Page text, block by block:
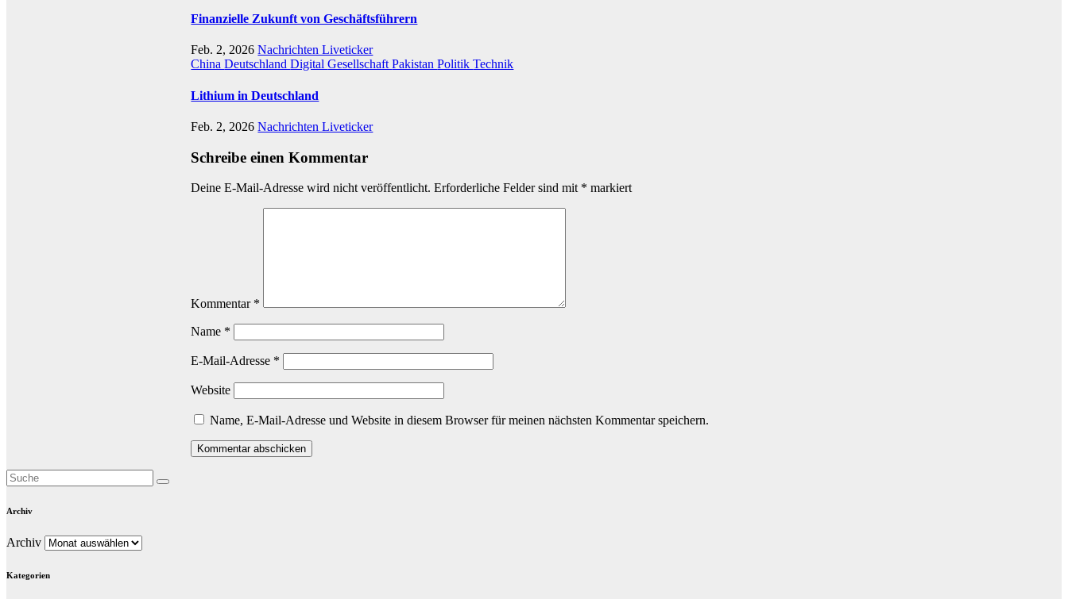
Finanzielle Zukunft von Geschäftsführern
Feb. 2, 2026 Nachrichten Liveticker
ChinaDeutschlandDigitalGesellschaftPakistanPolitikTechnik
Lithium in Deutschland
Feb. 2, 2026 Nachrichten Liveticker
Schreibe einen Kommentar
Deine E-Mail-Adresse wird nicht veröffentlicht. Erforderliche Felder sind mit * markiert
Kommentar *
Name *
E-Mail-Adresse *
Website
Name, E-Mail-Adresse und Website in diesem Browser für meinen nächsten Kommentar speichern.
Archiv
Archiv
Kategorien